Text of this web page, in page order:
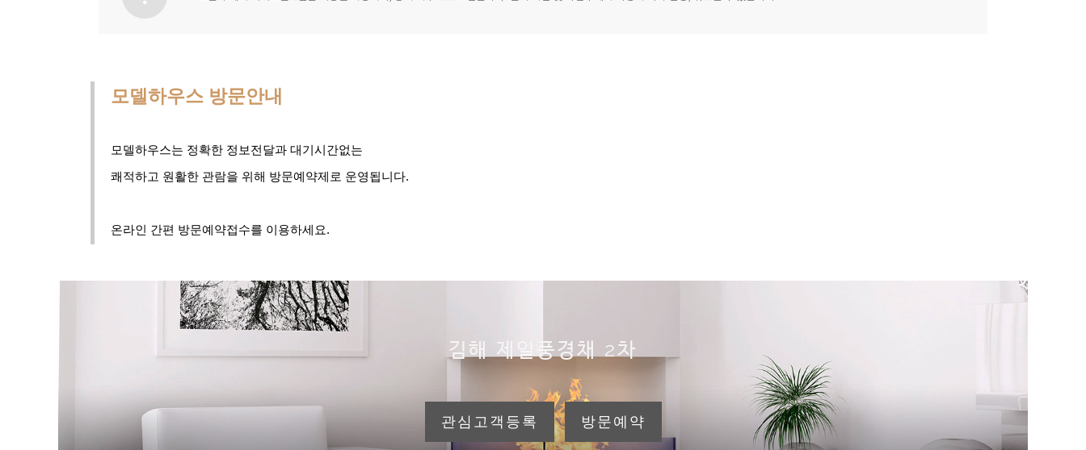
모델하우스 방문안내
모델하우스는 정확한 정보전달과 대기시간없는
쾌적하고 원활한 관람을 위해 방문예약제로 운영됩니다.
온라인 간편 방문예약접수를 이용하세요.
김해 제일풍경채 2차
관심고객등록 방문예약